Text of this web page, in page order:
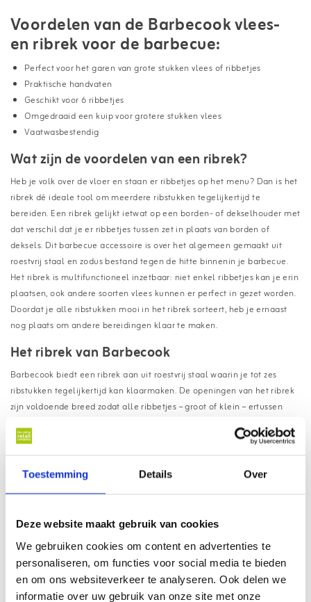
Toestemming Details Over
Deze website maakt gebruik van cookies
We gebruiken cookies om content en advertenties te
personaliseren, om functies voor social media te bieden
en om ons websiteverkeer te analyseren. Ook delen we
informatie over uw gebruik van onze site met onze
Voordelen van de Barbecook vlees-
en ribrek voor de barbecue:
Perfect voor het garen van grote stukken vlees of ribbetjes
Praktische handvaten
Geschikt voor 6 ribbetjes
Omgedraaid een kuip voor grotere stukken vlees
Vaatwasbestendig
Wat zijn de voordelen van een ribrek?
Heb je volk over de vloer en staan er ribbetjes op het menu? Dan is het
ribrek dé ideale tool om meerdere ribstukken tegelijkertijd te
bereiden. Een ribrek gelijkt ietwat op een borden- of dekselhouder met
dat verschil dat je er ribbetjes tussen zet in plaats van borden of
deksels. Dit barbecue accessoire is over het algemeen gemaakt uit
roestvrij staal en zodus bestand tegen de hitte binnenin je barbecue.
Het ribrek is multifunctioneel inzetbaar: niet enkel ribbetjes kan je erin
plaatsen, ook andere soorten vlees kunnen er perfect in gezet worden.
Doordat je alle ribstukken mooi in het ribrek sorteert, heb je ernaast
nog plaats om andere bereidingen klaar te maken.
Het ribrek van Barbecook
Barbecook biedt een ribrek aan uit roestvrij staal waarin je tot zes
ribstukken tegelijkertijd kan klaarmaken. De openingen van het ribrek
zijn voldoende breed zodat alle ribbetjes – groot of klein – ertussen
handvatten zodat je het rek makkelijk van je barbecue kan halen. Het
gasbarbecues. De afmetingen zijn 34,5 cm x 20 cm x 15 cm.
Specificaties, inhoud en afmetingen:
Merk: Barbecook
Kleur: Zilver
Materiaal: RVS
Afmetingen: 36x21x12 cm (lxbxh)